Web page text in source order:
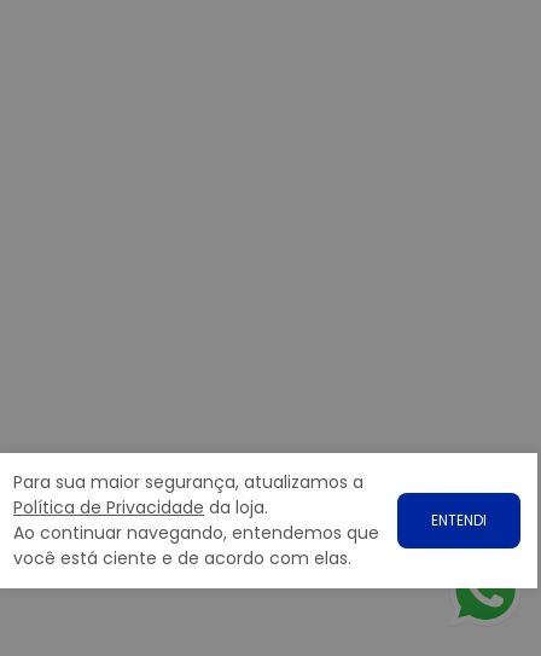
Para sua maior segurança, atualizamos a
Política de Privacidade da loja.
Ao continuar navegando, entendemos que
você está ciente e de acordo com elas.
ENTENDI